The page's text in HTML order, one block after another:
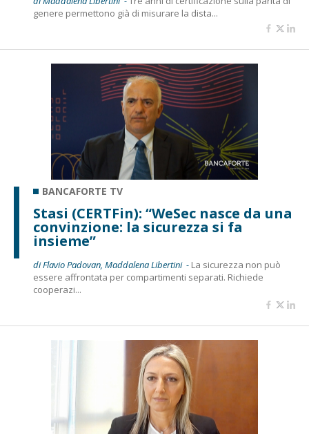
genere permettono già di misurare la dista...
BANCAFORTE TV
Stasi (CERTFin): “WeSec nasce da una
convinzione: la sicurezza si fa
insieme”
di Flavio Padovan, Maddalena Libertini - La sicurezza non può
essere affrontata per compartimenti separati. Richiede
cooperazi...